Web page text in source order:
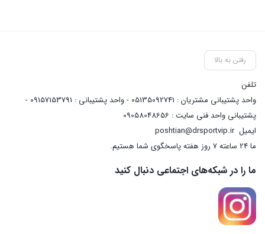
رفتن به بالا
تلفن
واحد پشتیبانی مشتریان : 05135092741 - واحد پشتیبانی : 09157153791 -
پشتیبانی واحد فنی سایت : 09058048656
ایمیلposhtian@drsportvip.ir
ما 24 ساعته 7 روز هفته پاسخگوی شما هستیم.
ما را در شبکه‌های اجتماعی دنبال کنید